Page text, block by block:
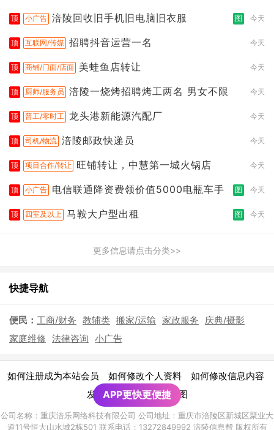
顶 小广告 涪陵回收旧手机旧电脑旧衣服 图 今天
顶 互联网/传媒 招聘抖音运营一名 今天
顶 商铺/门面/店面 美蛙鱼店转让 今天
顶 厨师/服务员 涪陵一烧烤招聘烤工两名 男女不限 今天
顶 普工/零时工 龙头港新能源汽配厂 今天
顶 司机/物流 涪陵邮政快递员 今天
顶 项目合作/转让 旺铺转让，中慧第一城火锅店 今天
顶 小广告 电信联通降资费领价值5000电瓶车手 图 今天
顶 四室及以上 马鞍大户型出租 图 今天
更多信息请点击分类>>
快捷导航
便民： 工商/财务 教辅类 搬家/运输 家政服务
庆典/摄影
家庭维修 法律咨询 小广告
如何注册成为本站会员 如何修改个人资料 如何修改信息内容
发布广告须知 | 网站地图
公司名称：重庆涪乐网络科技有限公司 公司地址：重庆市涪陵区新城区聚业大
道11号恒大山水城2栋501 联系电话：13272849992 涪陵信息帮 版权所有
APP更快更便捷